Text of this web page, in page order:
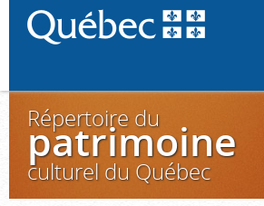
Répertoire du
patrimoine
culturel du Québec